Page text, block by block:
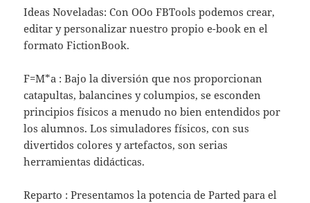
Ideas Noveladas: Con OOo FBTools podemos crear,
editar y personalizar nuestro propio e-book en el
formato FictionBook.
F=M*a : Bajo la diversión que nos proporcionan
catapultas, balancines y columpios, se esconden
principios físicos a menudo no bien entendidos por
los alumnos. Los simuladores físicos, con sus
divertidos colores y artefactos, son serias
herramientas didácticas.
Reparto : Presentamos la potencia de Parted para el